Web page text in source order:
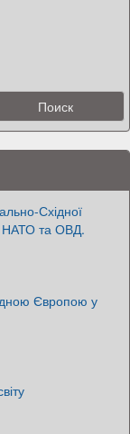
Східної
НАТО та ОВД.
Європою у